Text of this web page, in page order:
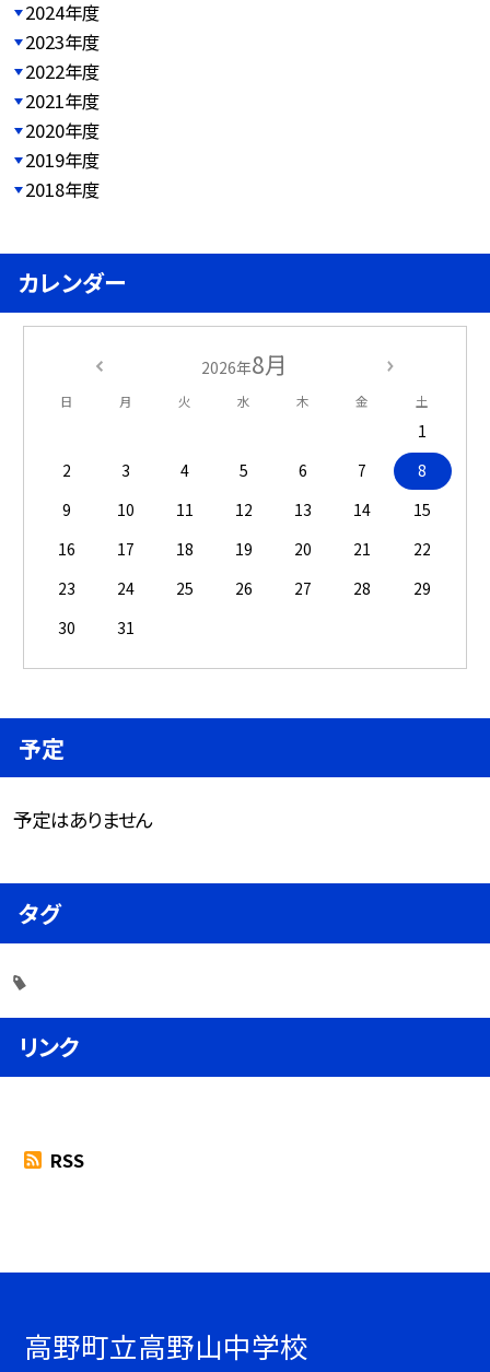
2024年度
2023年度
2022年度
2021年度
2020年度
2019年度
2018年度
カレンダー
2026年8月
日 月 火 水 木 金 土
1
2
3 4 5 6 7
8
9
10 11 12 13 14
15
16
17 18 19 20 21
22
23
24 25 26 27 28
29
30
31
予定
予定はありません
タグ
リンク
RSS
高野町立高野山中学校